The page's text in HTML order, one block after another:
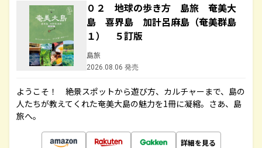
０２ 地球の歩き方 島旅 奄美大
島 喜界島 加計呂麻島（奄美群島
１） ５訂版
島旅
2026.08.06 発売
ようこそ！ 絶景スポットから遊び方、カルチャーまで、島の
人たちが教えてくれた奄美大島の魅力を1冊に凝縮。さあ、島
旅へ。
詳細を見る